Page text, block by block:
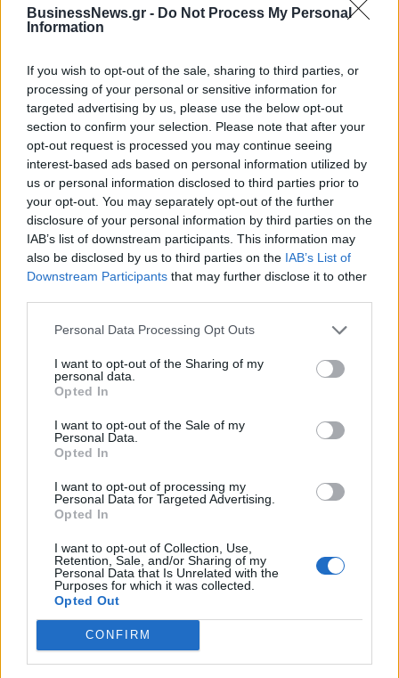
BusinessNews.gr - Do Not Process My Personal
Information
If you wish to opt-out of the sale, sharing to third parties, or
processing of your personal or sensitive information for
targeted advertising by us, please use the below opt-out
section to confirm your selection. Please note that after your
opt-out request is processed you may continue seeing
interest-based ads based on personal information utilized by
us or personal information disclosed to third parties prior to
your opt-out. You may separately opt-out of the further
disclosure of your personal information by third parties on the
IAB’s list of downstream participants. This information may
also be disclosed by us to third parties on the IAB’s List of
Downstream Participants that may further disclose it to other
Personal Data Processing Opt Outs
I want to opt-out of the Sharing of my
personal data.
Opted In
I want to opt-out of the Sale of my
Personal Data.
Opted In
I want to opt-out of processing my
Personal Data for Targeted Advertising.
Opted In
I want to opt-out of Collection, Use,
Retention, Sale, and/or Sharing of my
Personal Data that Is Unrelated with the
Purposes for which it was collected.
Opted Out
CONFIRM
Β.Σ. Καρούλιας: Τζίρος 98,7
εκατ. ευρώ και αύξηση κερδών
Deloitte Ελλάδος:
ενέργειας
Η Chery επενδύει 75 εκατ. δολάρια στην KG Mobility
Το FIAT 500 Hybrid τώρα από
18.990 ευρώ
Ατρόμητος και Novibet
συνεχίζουν μαζί: Ανανέωση της
συνεργασίας τους μέχρι το
2028
18η συνεχόμενη χρονιά για τον ΟΤΕ στη διεθνή σειρά δεικτών
πύλες του σε όλους
Ποιοι δρόμοι θα κλείσουν